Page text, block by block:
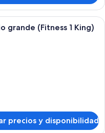
de hotel con bicicleta
grande (Fitness 1 King)
precios y disponibilidad